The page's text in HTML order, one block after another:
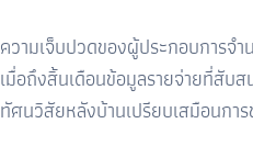
ความเจ็บปวดของผู้ประกอบการจ
เมื่อถึงสิ้นเดือนข้อมูลรายจ่ายที่สับ
ทัศนวิสัยหลังบ้านเปรียบเสมือนกา